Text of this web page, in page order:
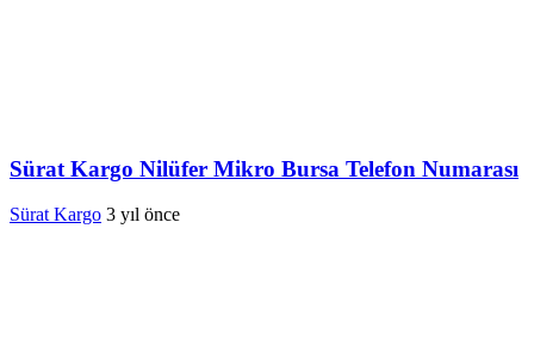
Sürat Kargo Nilüfer Mikro Bursa Telefon Numarası
Sürat Kargo 3 yıl önce